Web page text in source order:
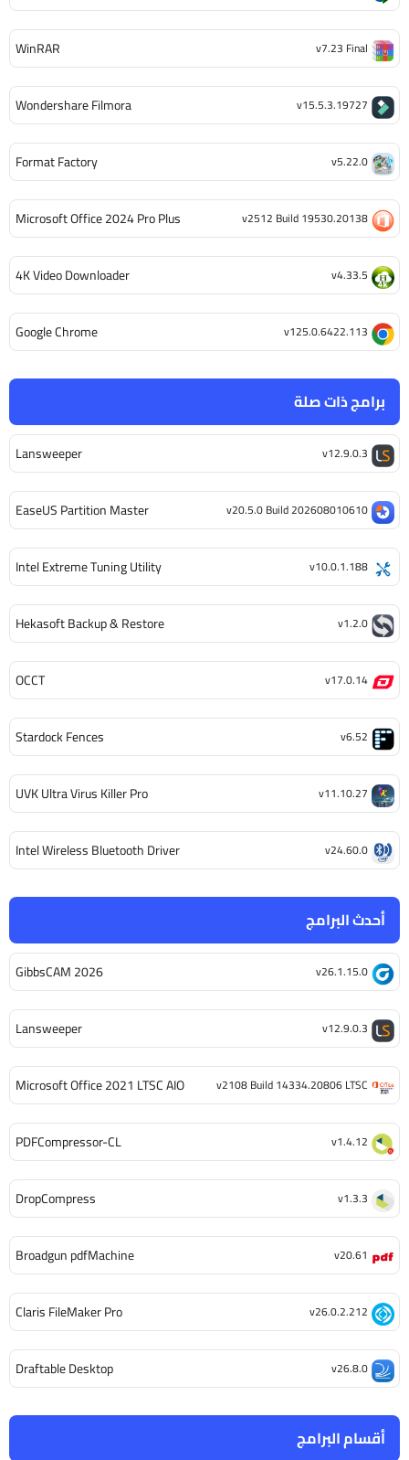
أقسام البرامج
أحدث البرامج
GibbsCAM 2026 v26.1.15.0
Lansweeper v12.9.0.3
Microsoft Office 2021 LTSC AIO v2108 Build 14334.20806 LTSC
PDFCompressor-CL v1.4.12
DropCompress v1.3.3
Broadgun pdfMachine v20.61
Claris FileMaker Pro v26.0.2.212
Draftable Desktop v26.8.0
برامج ذات صلة
Lansweeper v12.9.0.3
EaseUS Partition Master v20.5.0 Build 202608010610
Intel Extreme Tuning Utility v10.0.1.188
Hekasoft Backup & Restore v1.2.0
OCCT v17.0.14
Stardock Fences v6.52
UVK Ultra Virus Killer Pro v11.10.27
Intel Wireless Bluetooth Driver v24.60.0
WinRAR v7.23 Final
Wondershare Filmora v15.5.3.19727
Format Factory v5.22.0
Microsoft Office 2024 Pro Plus v2512 Build 19530.20138
4K Video Downloader v4.33.5
Google Chrome v125.0.6422.113